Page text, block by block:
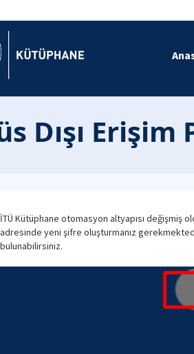
Dışı
İTÜ Kütüphane otomasyon altyapısı değişmiş
adresinde yeni şifre oluşturmanız
bulunabilirsiniz.